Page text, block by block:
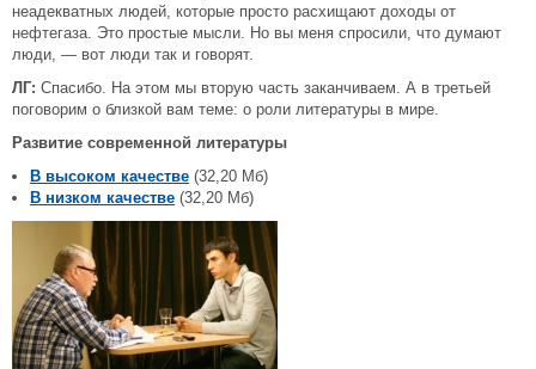
неадекватных людей, которые просто расхищают доходы от
нефтегаза. Это простые мысли. Но вы меня спросили, что думают
люди, — вот люди так и говорят.
ЛГ: Спасибо. На этом мы вторую часть заканчиваем. А в третьей
поговорим о близкой вам теме: о роли литературы в мире.
Развитие современной литературы
В высоком качестве (32,20 Мб)
В низком качестве (32,20 Мб)